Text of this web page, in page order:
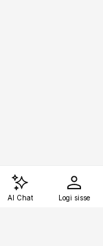
AI Chat Logi sisse